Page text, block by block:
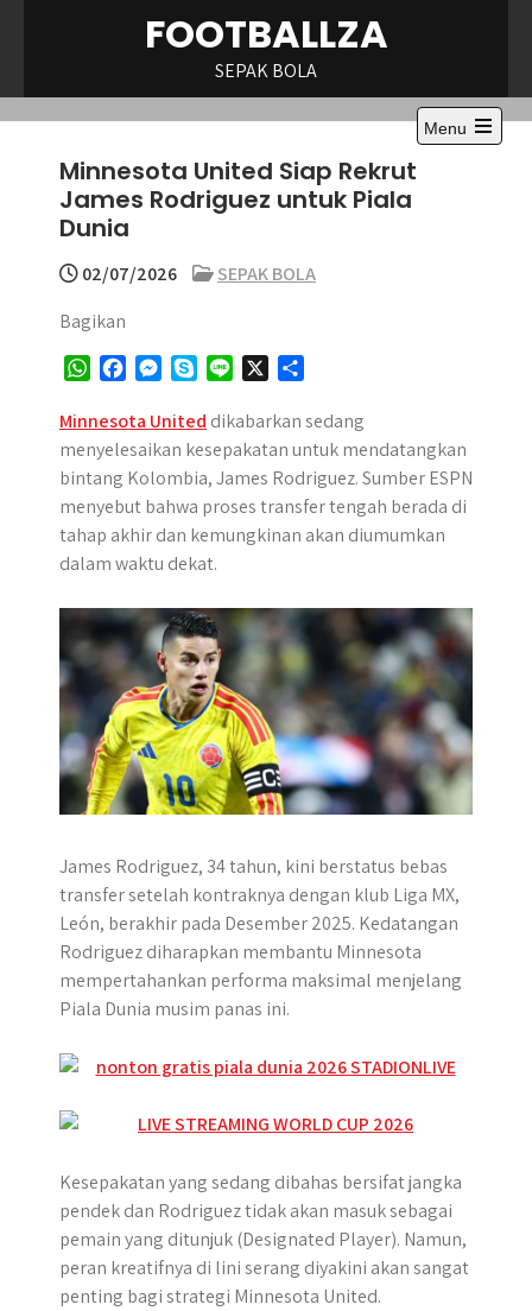
FOOTBALLZA
SEPAK BOLA
Menu
Open
Minnesota United Siap Rekrut
James Rodriguez untuk Piala
Dunia
02/07/2026
SEPAK BOLA
Bagikan
W
a
t
s
A
p
p
c
e
b
o
o
M
s
s
e
n
g
r
y
p
e
n
e
a
r
e
Minnesota United dikabarkan sedang
menyelesaikan kesepakatan untuk mendatangkan
bintang Kolombia, James Rodriguez. Sumber ESPN
menyebut bahwa proses transfer tengah berada di
tahap akhir dan kemungkinan akan diumumkan
dalam waktu dekat.
James Rodriguez, 34 tahun, kini berstatus bebas
transfer setelah kontraknya dengan klub Liga MX,
León, berakhir pada Desember 2025. Kedatangan
Rodriguez diharapkan membantu Minnesota
mempertahankan performa maksimal menjelang
Piala Dunia musim panas ini.
Kesepakatan yang sedang dibahas bersifat jangka
pendek dan Rodriguez tidak akan masuk sebagai
pemain yang ditunjuk (Designated Player). Namun,
peran kreatifnya di lini serang diyakini akan sangat
penting bagi strategi Minnesota United.